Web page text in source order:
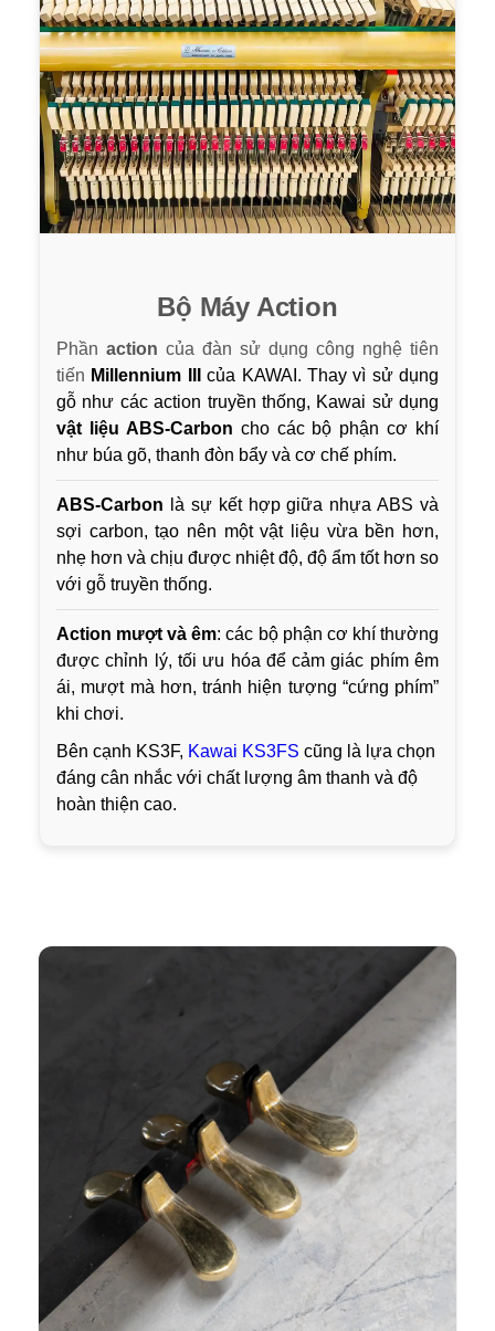
Bộ Máy Action
Phần action của đàn sử dụng công nghệ tiên
tiến Millennium IIIcủa KAWAI. Thay vì sử dụng
gỗ như các action truyền thống, Kawai sử dụng
vật liệu ABS-Carbon cho các bộ phận cơ khí
như búa gõ, thanh đòn bẩy và cơ chế phím.
ABS-Carbon là sự kết hợp giữa nhựa ABS và
sợi carbon, tạo nên một vật liệu vừa bền hơn,
nhẹ hơn và chịu được nhiệt độ, độ ẩm tốt hơn so
với gỗ truyền thống.
Action mượt và êm: các bộ phận cơ khí thường
được chỉnh lý, tối ưu hóa để cảm giác phím êm
ái, mượt mà hơn, tránh hiện tượng “cứng phím”
khi chơi.
Bên cạnh KS3F, Kawai KS3FS cũng là lựa chọn
đáng cân nhắc với chất lượng âm thanh và độ
hoàn thiện cao.